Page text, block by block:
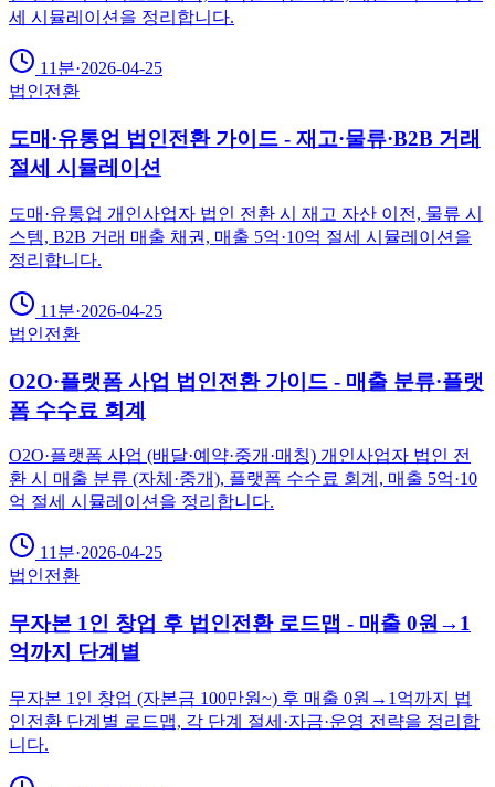
세 시뮬레이션을 정리합니다.
11분·2026-04-25
법인전환
도매·유통업 법인전환 가이드 - 재고·물류·B2B 거래
절세 시뮬레이션
도매·유통업 개인사업자 법인 전환 시 재고 자산 이전, 물류 시
스템, B2B 거래 매출 채권, 매출 5억·10억 절세 시뮬레이션을
정리합니다.
11분·2026-04-25
법인전환
O2O·플랫폼 사업 법인전환 가이드 - 매출 분류·플랫
폼 수수료 회계
O2O·플랫폼 사업 (배달·예약·중개·매칭) 개인사업자 법인 전
환 시 매출 분류 (자체·중개), 플랫폼 수수료 회계, 매출 5억·10
억 절세 시뮬레이션을 정리합니다.
11분·2026-04-25
법인전환
무자본 1인 창업 후 법인전환 로드맵 - 매출 0원→1
억까지 단계별
무자본 1인 창업 (자본금 100만원~) 후 매출 0원→1억까지 법
인전환 단계별 로드맵, 각 단계 절세·자금·운영 전략을 정리합
니다.